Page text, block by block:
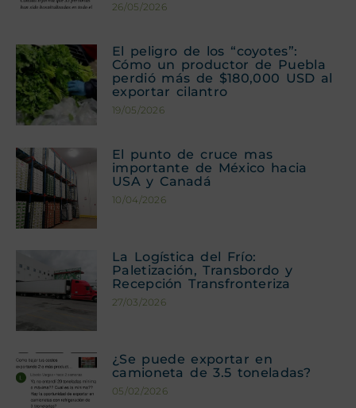
26/05/2026
El peligro de los “coyotes”:
Cómo un productor de Puebla
perdió más de $180,000 USD al
exportar cilantro
19/05/2026
El punto de cruce mas
importante de México hacia
USA y Canadá
10/04/2026
La Logística del Frío:
Paletización, Transbordo y
Recepción Transfronteriza
27/03/2026
¿Se puede exportar en
camioneta de 3.5 toneladas?
05/02/2026